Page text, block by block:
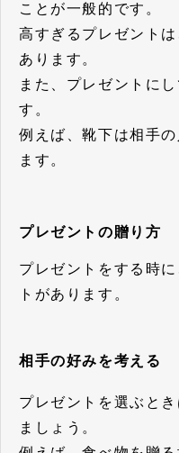
ことが一般的です。
高すぎるプレゼント
あります。
また、プレゼントに
す。
例えば、靴下は相手
ます。
プレゼントの贈り方
プレゼントをする時
トがあります。
相手の好みを考える
プレゼントを選ぶと
ましょう。